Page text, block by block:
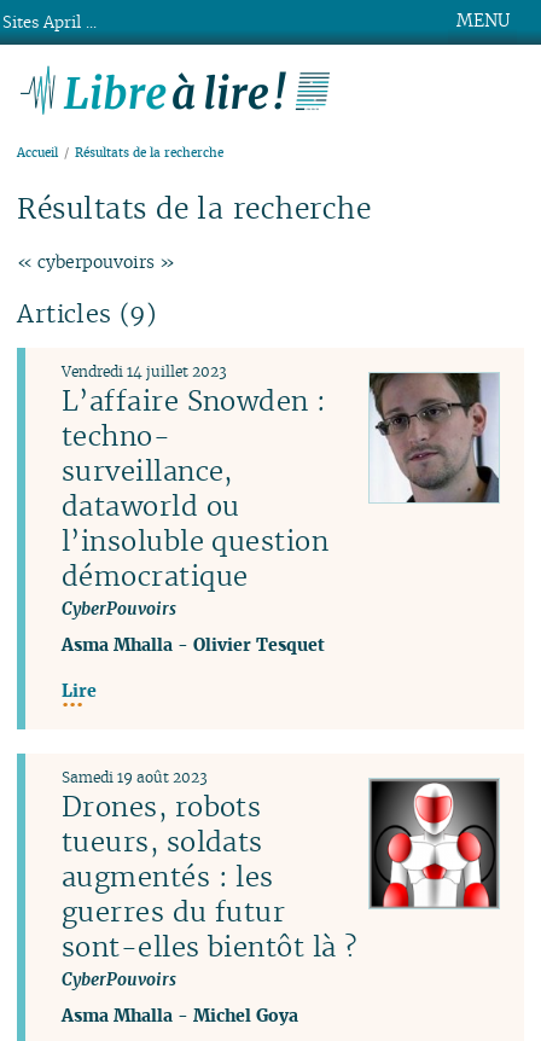
MENU
Accueil Résultats de la recherche
Résultats de la recherche
« cyberpouvoirs »
Articles (9)
L’affaire Snowden :
techno-
surveillance,
dataworld ou
l’insoluble question
démocratique
CyberPouvoirs
Vendredi 14 juillet 2023
Asma Mhalla -Olivier Tesquet
Lire
Drones, robots
tueurs, soldats
augmentés : les
guerres du futur
sont-elles bientôt là ?
CyberPouvoirs
Samedi 19 août 2023
Asma Mhalla -Michel Goya
Sites April ...